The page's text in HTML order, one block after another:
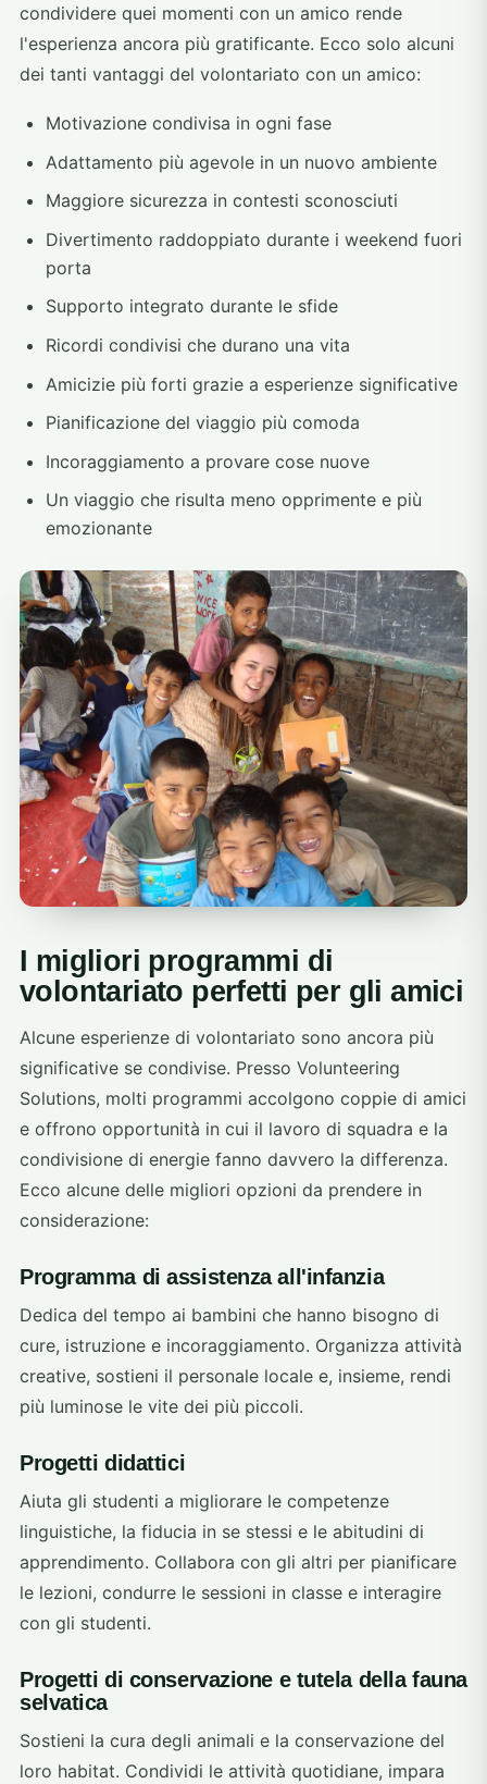
condividere quei momenti con un amico rende
l'esperienza ancora più gratificante. Ecco solo alcuni
dei tanti vantaggi del volontariato con un amico:
Motivazione condivisa in ogni fase
Adattamento più agevole in un nuovo ambiente
Maggiore sicurezza in contesti sconosciuti
Divertimento raddoppiato durante i weekend fuori
porta
Supporto integrato durante le sfide
Ricordi condivisi che durano una vita
Amicizie più forti grazie a esperienze significative
Pianificazione del viaggio più comoda
Incoraggiamento a provare cose nuove
Un viaggio che risulta meno opprimente e più
emozionante
I migliori programmi di
volontariato perfetti per gli amici
Alcune esperienze di volontariato sono ancora più
significative se condivise. Presso Volunteering
Solutions, molti programmi accolgono coppie di amici
e offrono opportunità in cui il lavoro di squadra e la
condivisione di energie fanno davvero la differenza.
Ecco alcune delle migliori opzioni da prendere in
considerazione:
Programma di assistenza all'infanzia
Dedica del tempo ai bambini che hanno bisogno di
cure, istruzione e incoraggiamento. Organizza attività
creative, sostieni il personale locale e, insieme, rendi
più luminose le vite dei più piccoli.
Progetti didattici
Aiuta gli studenti a migliorare le competenze
linguistiche, la fiducia in se stessi e le abitudini di
apprendimento. Collabora con gli altri per pianificare
le lezioni, condurre le sessioni in classe e interagire
con gli studenti.
Progetti di conservazione e tutela della fauna
selvatica
Sostieni la cura degli animali e la conservazione del
loro habitat. Condividi le attività quotidiane, impara